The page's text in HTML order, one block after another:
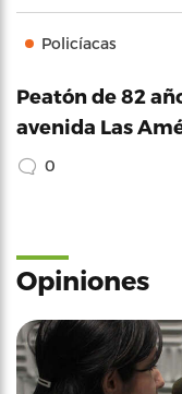
Policíacas
Peatón de 82
avenida Las
0
Opiniones